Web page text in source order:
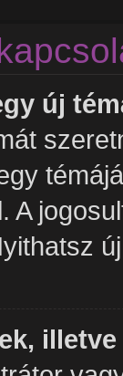
új
A